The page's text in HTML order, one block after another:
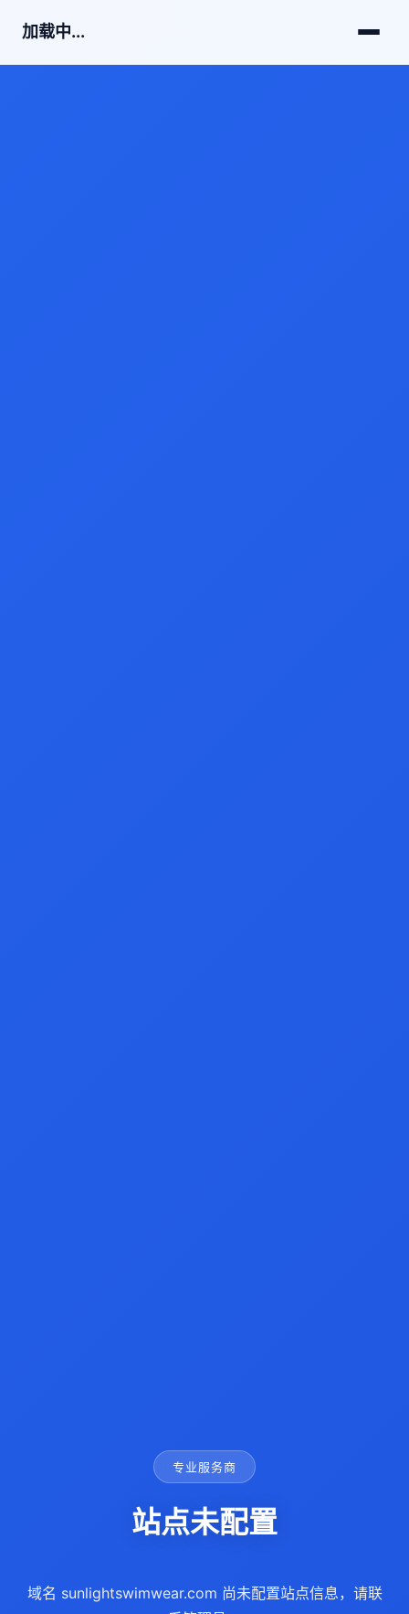
加载中...
专业服务商
站点未配置
域名 sunlightswimwear.com 尚未配置站点信息，请联